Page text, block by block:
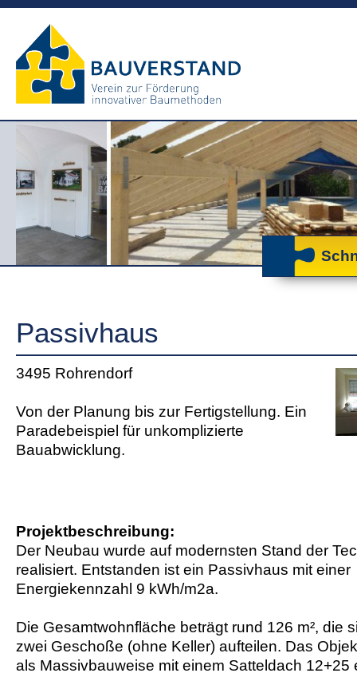
Passivhaus
3495 Rohrendorf
Von der Planung bis zur Fertigstellung. Ein
Paradebeispiel für unkomplizierte
Bauabwicklung.
Projektbeschreibung:
Der Neubau wurde auf modernsten Stand der
realisiert. Entstanden ist ein Passivhaus mit einer
Energiekennzahl 9 kWh/m2a.
Die Gesamtwohnfläche beträgt rund 126 m², die
zwei Geschoße (ohne Keller) aufteilen. Das
als Massivbauweise mit einem Satteldach 12+25